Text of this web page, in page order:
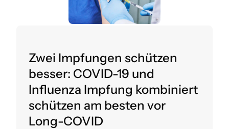
Zwei Impfungen schützen
besser: COVID-19 und
Influenza Impfung kombiniert
schützen am besten vor
Long-COVID